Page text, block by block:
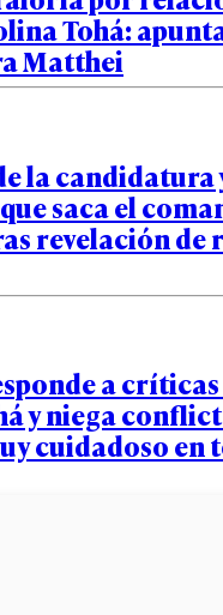
Tohá:
Matthei
la candidatura
saca el
revelación de
a
y niega
cuidadoso en